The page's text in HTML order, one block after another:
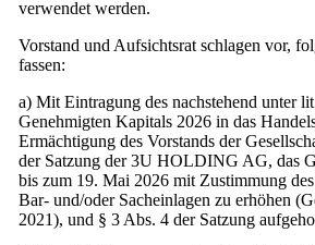
verwendet werden.
Vorstand und Aufsichtsrat schlagen vor,
fassen:
a) Mit Eintragung des nachstehend unter
Genehmigten Kapitals 2026 in das
Ermächtigung des Vorstands der
der Satzung der 3U HOLDING AG, das
bis zum 19. Mai 2026 mit Zustimmung
Bar- und/oder Sacheinlagen zu erhöhen
2021), und § 3 Abs. 4 der Satzung